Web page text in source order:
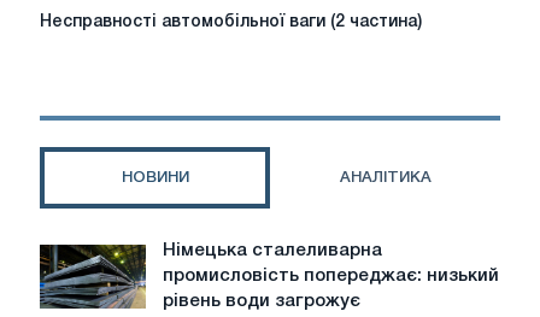
Несправності
автомобільної
Несправності автомобільної ваги (2 частина)
НОВИНИ АНАЛІТИКА
Німецька
сталеливарна
промисловість
Німецька сталеливарна
промисловість попереджає: низький
рівень води загрожує